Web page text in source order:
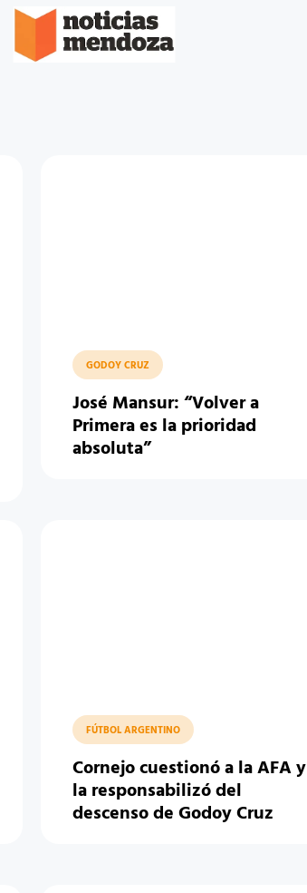
GODOY CRUZ
José Mansur: “Volver a
Primera es la prioridad
absoluta”
FÚTBOL ARGENTINO
Cornejo cuestionó a la AFA y
la responsabilizó del
descenso de Godoy Cruz